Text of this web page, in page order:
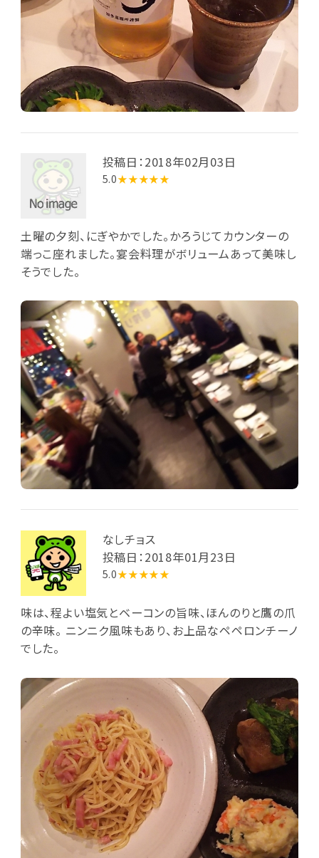
投稿日：2018年02月03日
5.0★★★★★
土曜の夕刻、にぎやかでした。かろうじてカウンターの
端っこ座れました。宴会料理がボリュームあって美味し
そうでした。
なしチョス
投稿日：2018年01月23日
5.0★★★★★
味は、程よい塩気とベーコンの旨味、ほんのりと鷹の爪
の辛味。 ニンニク風味もあり、お上品なペペロンチーノ
でした。